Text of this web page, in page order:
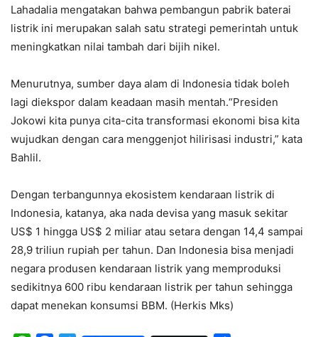
Lahadalia mengatakan bahwa pembangun pabrik baterai
listrik ini merupakan salah satu strategi pemerintah untuk
meningkatkan nilai tambah dari bijih nikel.
Menurutnya, sumber daya alam di Indonesia tidak boleh
lagi diekspor dalam keadaan masih mentah.“Presiden
Jokowi kita punya cita-cita transformasi ekonomi bisa kita
wujudkan dengan cara menggenjot hilirisasi industri,” kata
Bahlil.
Dengan terbangunnya ekosistem kendaraan listrik di
Indonesia, katanya, aka nada devisa yang masuk sekitar
US$ 1 hingga US$ 2 miliar atau setara dengan 14,4 sampai
28,9 triliun rupiah per tahun. Dan Indonesia bisa menjadi
negara produsen kendaraan listrik yang memproduksi
sedikitnya 600 ribu kendaraan listrik per tahun sehingga
dapat menekan konsumsi BBM. (Herkis Mks)